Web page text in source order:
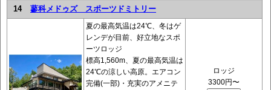
14 蓼科メドゥズ スポーツドミトリー
夏の最高気温は24℃、冬はゲ
レンデが目前、好立地なスポ
ーツロッジ
標高1,560m、夏の最高気温は
24℃の涼しい高原。エアコン
完備(一部)・充実のアメニテ
ロッジ
3300円〜